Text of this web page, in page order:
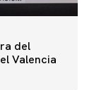
del
Valencia